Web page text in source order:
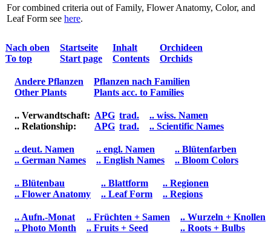
For combined criteria out of Family, Flower Anatomy, Color, and
Leaf Form see here.
Nach oben
To top
Startseite
Start page
Inhalt
Contents
Orchideen
Orchids
Andere Pflanzen
Other Plants
Pflanzen nach Familien
Plants acc. to Families
.. Verwandtschaft:
.. Relationship:
APG
APG
trad.
trad.
.. wiss. Namen
.. Scientific Names
.. deut. Namen
.. German Names
.. engl. Namen
.. English Names
.. Blütenfarben
.. Bloom Colors
.. Blütenbau
.. Flower Anatomy
.. Blattform
.. Leaf Form
.. Regionen
.. Regions
.. Aufn.-Monat
.. Photo Month
.. Früchten + Samen
.. Fruits + Seed
.. Wurzeln + Knollen
.. Roots + Bulbs